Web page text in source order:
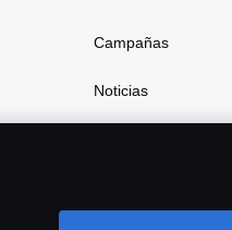
Campañas
Noticias